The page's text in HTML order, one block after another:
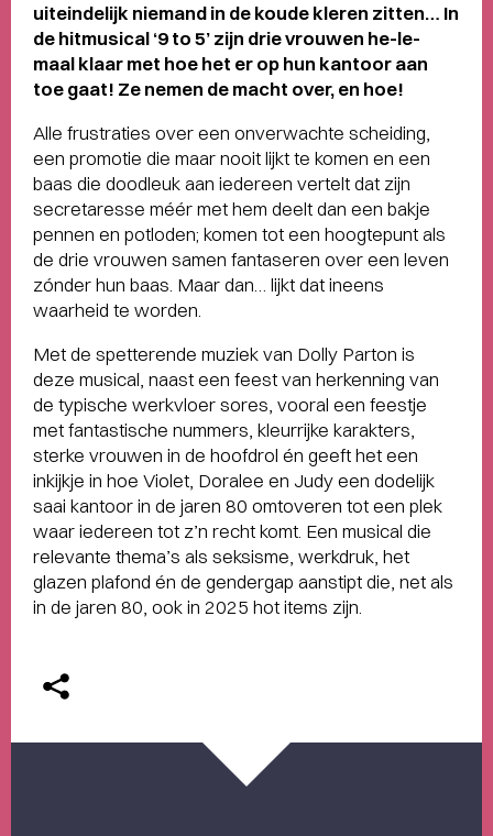
uiteindelijk niemand in de koude kleren zitten… In
de hitmusical ‘9 to 5’ zijn drie vrouwen he-le-
maal klaar met hoe het er op hun kantoor aan
toe gaat! Ze nemen de macht over, en hoe!
Alle frustraties over een onverwachte scheiding,
een promotie die maar nooit lijkt te komen en een
baas die doodleuk aan iedereen vertelt dat zijn
secretaresse méér met hem deelt dan een bakje
pennen en potloden; komen tot een hoogtepunt als
de drie vrouwen samen fantaseren over een leven
zónder hun baas. Maar dan… lijkt dat ineens
waarheid te worden.
Met de spetterende muziek van Dolly Parton is
deze musical, naast een feest van herkenning van
de typische werkvloer sores, vooral een feestje
met fantastische nummers, kleurrijke karakters,
sterke vrouwen in de hoofdrol én geeft het een
inkijkje in hoe Violet, Doralee en Judy een dodelijk
saai kantoor in de jaren 80 omtoveren tot een plek
waar iedereen tot z’n recht komt. Een musical die
relevante thema’s als seksisme, werkdruk, het
glazen plafond én de gendergap aanstipt die, net als
in de jaren 80, ook in 2025 hot items zijn.